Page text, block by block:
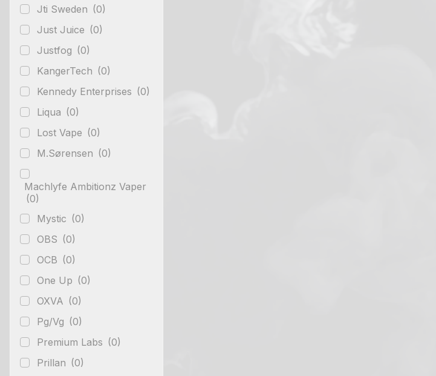
Jti Sweden (0)
Just Juice (0)
Justfog (0)
KangerTech (0)
Kennedy Enterprises (0)
Liqua (0)
Lost Vape (0)
M.Sørensen (0)
Machlyfe Ambitionz Vaper
(0)
Mystic (0)
OBS (0)
OCB (0)
One Up (0)
OXVA (0)
Pg/Vg (0)
Premium Labs (0)
Prillan (0)